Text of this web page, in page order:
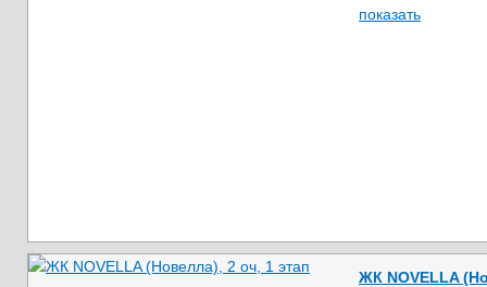
показать
ЖК NOVELLA